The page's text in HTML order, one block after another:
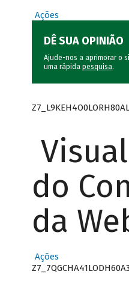
Ações
DÊ SUA OPINIÃO
Ajude-nos a aprimorar o
uma rápida pesquisa.
do
da
Ações